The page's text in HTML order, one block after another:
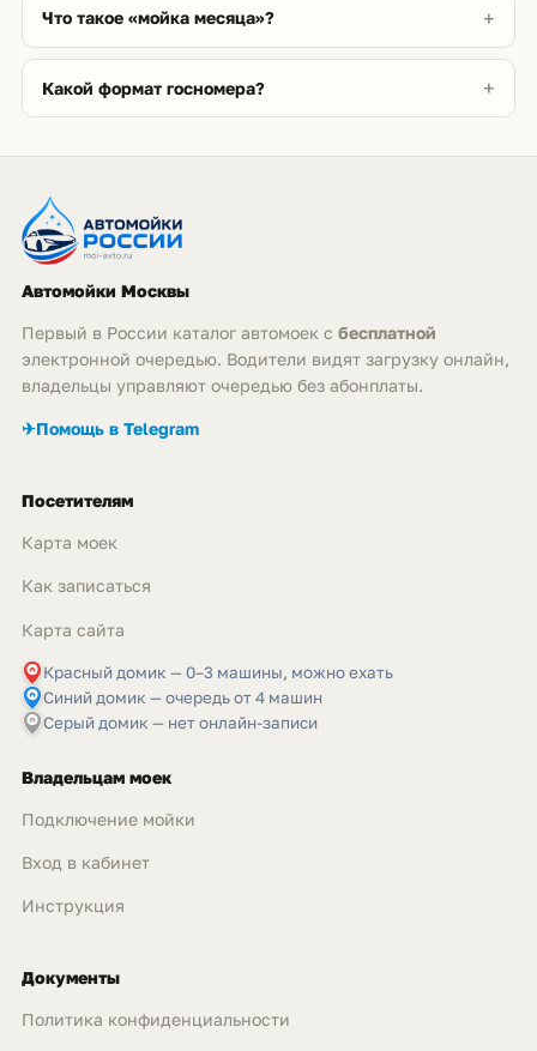
Что такое «мойка месяца»?
Какой формат госномера?
Автомойки Москвы
Первый в России каталог автомоек с бесплатной
электронной очередью. Водители видят загрузку онлайн,
владельцы управляют очередью без абонплаты.
✈Помощь в Telegram
Посетителям
Карта моек
Как записаться
Карта сайта
Красный домик — 0–3 машины, можно ехать
Синий домик — очередь от 4 машин
Серый домик — нет онлайн-записи
Владельцам моек
Подключение мойки
Вход в кабинет
Инструкция
Документы
Политика конфиденциальности